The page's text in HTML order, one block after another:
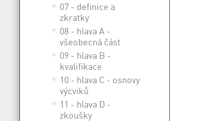
07 - definice a
zkratky
08 - hlava A -
všeobecná část
09 - hlava B -
kvalifikace
10 - hlava C - osnovy
výcviků
11 - hlava D -
zkoušky